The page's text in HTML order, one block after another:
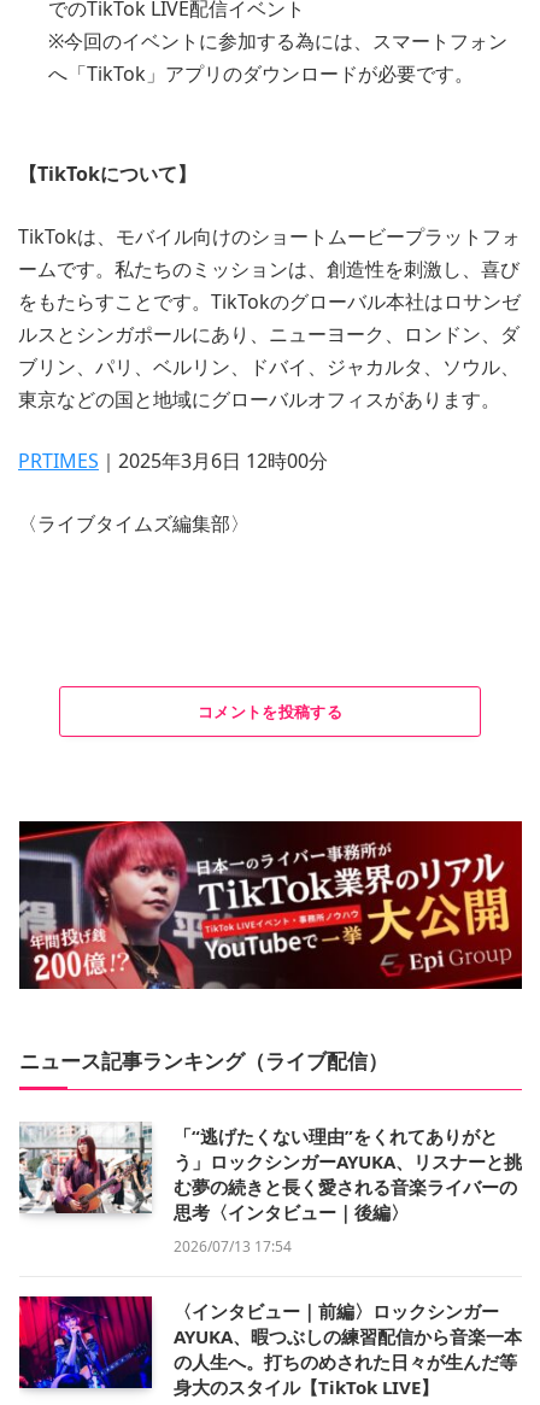
でのTikTok LIVE配信イベント
※今回のイベントに参加する為には、スマートフォン
へ「TikTok」アプリのダウンロードが必要です。
【TikTokについて】
TikTokは、モバイル向けのショートムービープラットフォ
ームです。私たちのミッションは、創造性を刺激し、喜び
をもたらすことです。TikTokのグローバル本社はロサンゼ
ルスとシンガポールにあり、ニューヨーク、ロンドン、ダ
ブリン、パリ、ベルリン、ドバイ、ジャカルタ、ソウル、
東京などの国と地域にグローバルオフィスがあります。
PRTIMES ｜2025年3月6日 12時00分
〈ライブタイムズ編集部〉
コメントを投稿する
ニュース記事ランキング（ライブ配信）
「“逃げたくない理由”をくれてありがと
う」ロックシンガーAYUKA、リスナーと挑
む夢の続きと長く愛される音楽ライバーの
思考〈インタビュー｜後編〉
2026/07/13 17:54
〈インタビュー｜前編〉ロックシンガー
AYUKA、暇つぶしの練習配信から音楽一本
の人生へ。打ちのめされた日々が生んだ等
身大のスタイル【TikTok LIVE】